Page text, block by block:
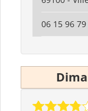
06 15 96